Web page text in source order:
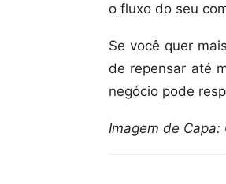
o fluxo do seu
Se você quer
de repensar até
negócio pode
Imagem de Capa: